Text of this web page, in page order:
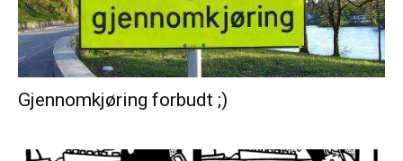
Gjennomkjøring forbudt ;)